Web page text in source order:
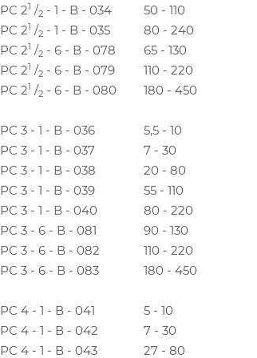
РС 21 /2 - 1 - В - 034
50 - 110
РС 21 /2 - 1 - В - 035 80 - 240
РС 21 /2 - 6 - В - 078
65 - 130
РС 21 /2 - 6 - В - 079
110 - 220
РС 21 /2 - 6 - В - 080 180 - 450
РС 3 - 1 - В - 036
5,5 - 10
РС 3 - 1 - В - 037
7 - 30
РС 3 - 1 - В - 038
20 - 80
РС 3 - 1 - В - 039
55 - 110
РС 3 - 1 - В - 040
80 - 220
РС 3 - 6 - В - 081
90 - 130
РС 3 - 6 - В - 082
110 - 220
РС 3 - 6 - В - 083
180 - 450
РС 4 - 1 - В - 041
5 - 10
РС 4 - 1 - В - 042
7 - 30
РС 4 - 1 - В - 043
27 - 80